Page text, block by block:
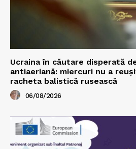
Ucraina în căutare disperată
antiaeriană: miercuri nu a
racheta balistică rusească
06/08/2026